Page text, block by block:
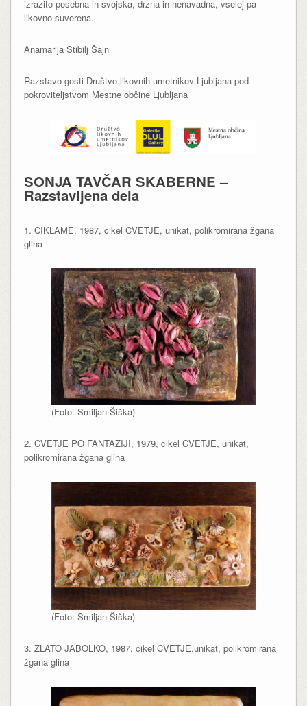
izrazito posebna in svojska, drzna in nenavadna, vselej pa
likovno suverena.
Anamarija Stibilj Šajn
Razstavo gosti Društvo likovnih umetnikov Ljubljana pod
pokroviteljstvom Mestne občine Ljubljana
SONJA TAVČAR SKABERNE –
Razstavljena dela
1. CIKLAME, 1987, cikel CVETJE, unikat, polikromirana žgana
glina
(Foto: Smiljan Šiška)
2. CVETJE PO FANTAZIJI, 1979, cikel CVETJE, unikat,
polikromirana žgana glina
(Foto: Smiljan Šiška)
3. ZLATO JABOLKO, 1987, cikel CVETJE,unikat, polikromirana
žgana glina